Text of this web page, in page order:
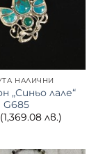
НАЛИЧНИ
„Синьо лале“
G685
(1,369.08 лв.)